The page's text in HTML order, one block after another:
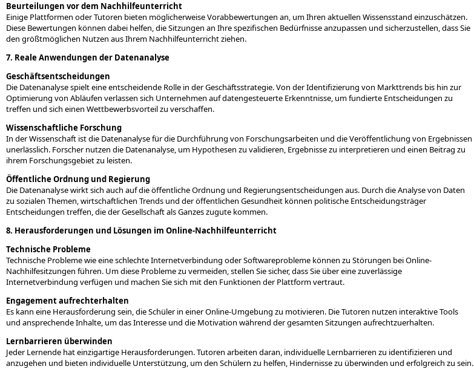
Beurteilungen vor dem Nachhilfeunterricht
Einige Plattformen oder Tutoren bieten möglicherweise Vorabbewertungen an, um Ihren aktuellen Wissensstand einzuschätzen.
Diese Bewertungen können dabei helfen, die Sitzungen an Ihre spezifischen Bedürfnisse anzupassen und sicherzustellen, dass Sie
den größtmöglichen Nutzen aus Ihrem Nachhilfeunterricht ziehen.
7. Reale Anwendungen der Datenanalyse
Geschäftsentscheidungen
Die Datenanalyse spielt eine entscheidende Rolle in der Geschäftsstrategie. Von der Identifizierung von Markttrends bis hin zur
Optimierung von Abläufen verlassen sich Unternehmen auf datengesteuerte Erkenntnisse, um fundierte Entscheidungen zu
treffen und sich einen Wettbewerbsvorteil zu verschaffen.
Wissenschaftliche Forschung
In der Wissenschaft ist die Datenanalyse für die Durchführung von Forschungsarbeiten und die Veröffentlichung von Ergebnissen
unerlässlich. Forscher nutzen die Datenanalyse, um Hypothesen zu validieren, Ergebnisse zu interpretieren und einen Beitrag zu
ihrem Forschungsgebiet zu leisten.
Öffentliche Ordnung und Regierung
Die Datenanalyse wirkt sich auch auf die öffentliche Ordnung und Regierungsentscheidungen aus. Durch die Analyse von Daten
zu sozialen Themen, wirtschaftlichen Trends und der öffentlichen Gesundheit können politische Entscheidungsträger
Entscheidungen treffen, die der Gesellschaft als Ganzes zugute kommen.
8. Herausforderungen und Lösungen im Online-Nachhilfeunterricht
Technische Probleme
Technische Probleme wie eine schlechte Internetverbindung oder Softwareprobleme können zu Störungen bei Online-
Nachhilfesitzungen führen. Um diese Probleme zu vermeiden, stellen Sie sicher, dass Sie über eine zuverlässige
Internetverbindung verfügen und machen Sie sich mit den Funktionen der Plattform vertraut.
Engagement aufrechterhalten
Es kann eine Herausforderung sein, die Schüler in einer Online-Umgebung zu motivieren. Die Tutoren nutzen interaktive Tools
und ansprechende Inhalte, um das Interesse und die Motivation während der gesamten Sitzungen aufrechtzuerhalten.
Lernbarrieren überwinden
Jeder Lernende hat einzigartige Herausforderungen. Tutoren arbeiten daran, individuelle Lernbarrieren zu identifizieren und
anzugehen und bieten individuelle Unterstützung, um den Schülern zu helfen, Hindernisse zu überwinden und erfolgreich zu sein.